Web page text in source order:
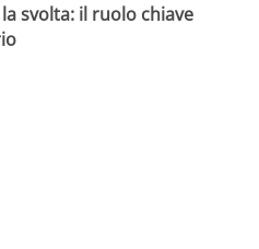
svolta: il ruolo chiave